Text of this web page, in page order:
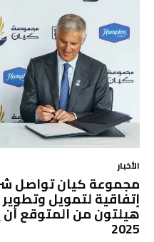
الأخبار
مجموعة كيان تواصل
إتفاقية لتمويل
هيلتون من المتوقع
2025